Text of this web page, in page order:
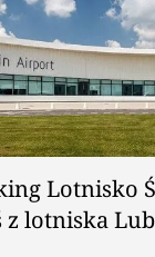
Lotnisko
z lotniska